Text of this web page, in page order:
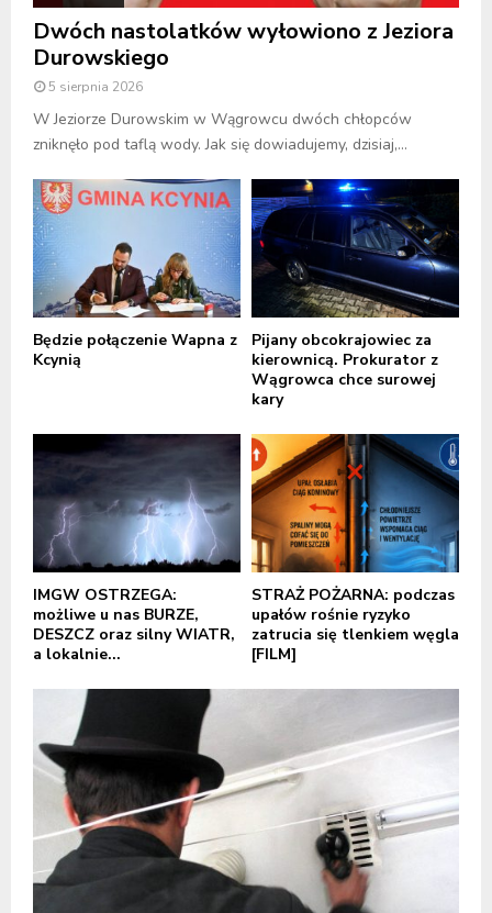
Dwóch nastolatków wyłowiono z Jeziora
Durowskiego
5 sierpnia 2026
W Jeziorze Durowskim w Wągrowcu dwóch chłopców
zniknęło pod taflą wody. Jak się dowiadujemy, dzisiaj,...
Będzie połączenie Wapna z
Kcynią
Pijany obcokrajowiec za
kierownicą. Prokurator z
Wągrowca chce surowej
kary
IMGW OSTRZEGA:
możliwe u nas BURZE,
DESZCZ oraz silny WIATR,
a lokalnie...
STRAŻ POŻARNA: podczas
upałów rośnie ryzyko
zatrucia się tlenkiem węgla
[FILM]